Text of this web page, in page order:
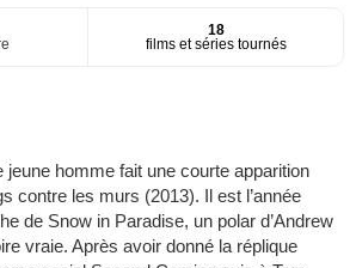
18
films et séries tournés
jeune homme fait une courte apparition
contre les murs (2013). Il est l’année
de Snow in Paradise, un polar d’Andrew
vraie. Après avoir donné la réplique